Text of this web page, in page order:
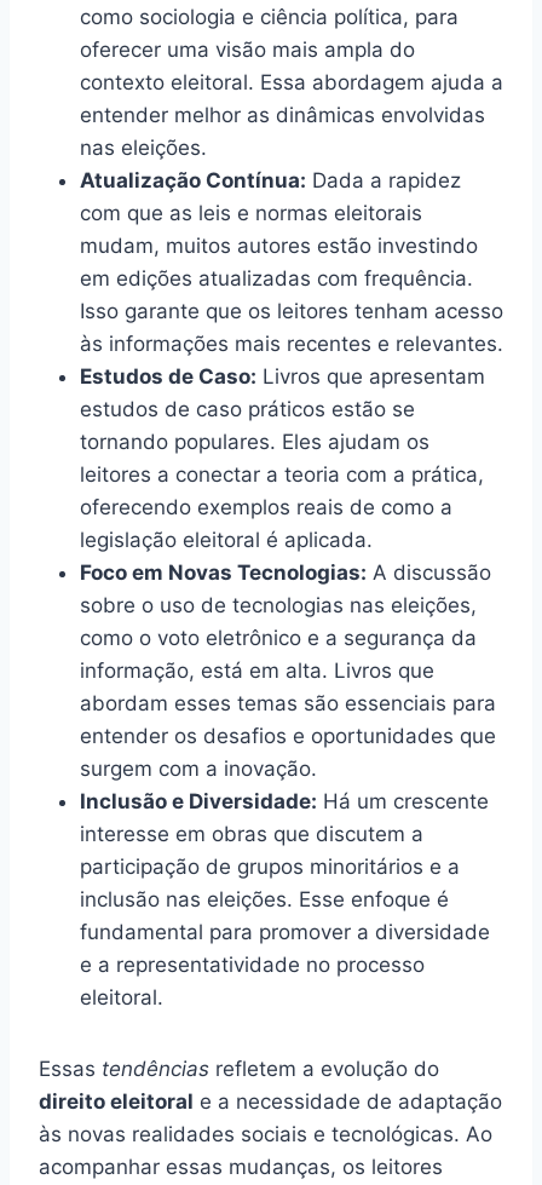
como sociologia e ciência política, para
oferecer uma visão mais ampla do
contexto eleitoral. Essa abordagem ajuda a
entender melhor as dinâmicas envolvidas
nas eleições.
Atualização Contínua: Dada a rapidez
com que as leis e normas eleitorais
mudam, muitos autores estão investindo
em edições atualizadas com frequência.
Isso garante que os leitores tenham acesso
às informações mais recentes e relevantes.
Estudos de Caso: Livros que apresentam
estudos de caso práticos estão se
tornando populares. Eles ajudam os
leitores a conectar a teoria com a prática,
oferecendo exemplos reais de como a
legislação eleitoral é aplicada.
Foco em Novas Tecnologias: A discussão
sobre o uso de tecnologias nas eleições,
como o voto eletrônico e a segurança da
informação, está em alta. Livros que
abordam esses temas são essenciais para
entender os desafios e oportunidades que
surgem com a inovação.
Inclusão e Diversidade: Há um crescente
interesse em obras que discutem a
participação de grupos minoritários e a
inclusão nas eleições. Esse enfoque é
fundamental para promover a diversidade
e a representatividade no processo
eleitoral.
Essas tendências refletem a evolução do
direito eleitoral e a necessidade de adaptação
às novas realidades sociais e tecnológicas. Ao
acompanhar essas mudanças, os leitores